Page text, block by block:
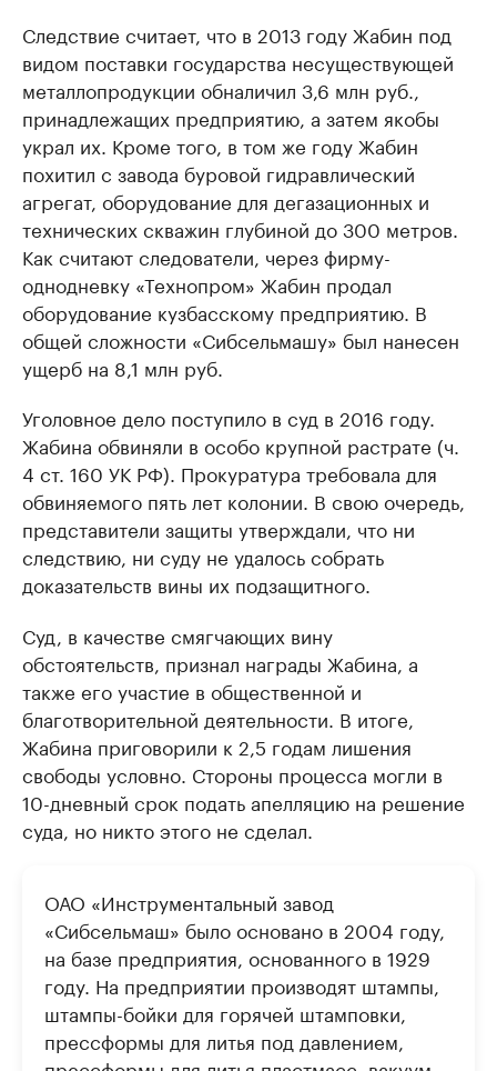
Следствие считает, что в 2013 году Жабин под
видом поставки государства несуществующей
металлопродукции обналичил 3,6 млн руб.,
принадлежащих предприятию, а затем якобы
украл их. Кроме того, в том же году Жабин
похитил с завода буровой гидравлический
агрегат, оборудование для дегазационных и
технических скважин глубиной до 300 метров.
Как считают следователи, через фирму-
однодневку «Технопром» Жабин продал
оборудование кузбасскому предприятию. В
общей сложности «Сибсельмашу» был нанесен
ущерб на 8,1 млн руб.
Уголовное дело поступило в суд в 2016 году.
Жабина обвиняли в особо крупной растрате (ч.
4 ст. 160 УК РФ). Прокуратура требовала для
обвиняемого пять лет колонии. В свою очередь,
представители защиты утверждали, что ни
следствию, ни суду не удалось собрать
доказательств вины их подзащитного.
Суд, в качестве смягчающих вину
обстоятельств, признал награды Жабина, а
также его участие в общественной и
благотворительной деятельности. В итоге,
Жабина ​приговорили к 2,5 годам лишения
свободы условно. Стороны процесса могли в
10-дневный срок подать апелляцию на решение
суда, но никто этого не сделал.
ОАО «Инструментальный завод
«Сибсельмаш» было основано в 2004 году,
на базе предприятия, основанного в 1929
году. На предприятии производят штампы,
штампы-бойки для горячей штамповки,
прессформы для литья под давлением,